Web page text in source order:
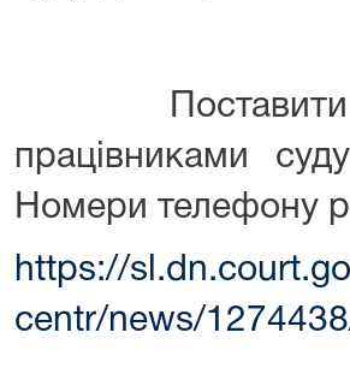
Поставити
працівниками
Номери телефону
https://
centr/news/